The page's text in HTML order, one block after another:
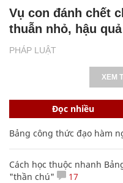
PHÁP LUẬT
Vụ con đánh chết
thuẫn nhỏ, hậu
XEM
Đọc nhiều
Bảng công thức đạo hàm
Cách học thuộc nhanh
"thần chú"
17